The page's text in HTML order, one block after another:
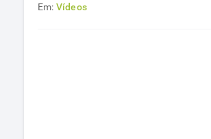
Em: Vídeos